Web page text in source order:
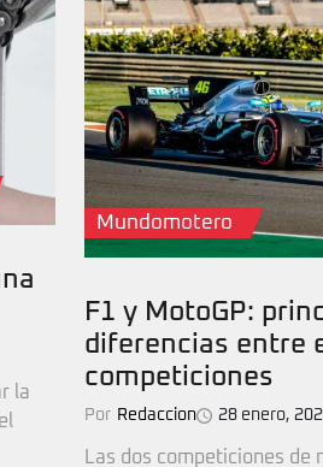
la
Mundomotero
F1 y MotoGP:
diferencias entre
competiciones
Por Redaccion 28 enero,
Las dos competiciones de